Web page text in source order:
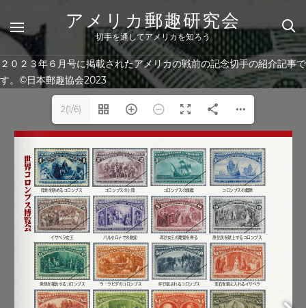
content
アメリカ郵趣研究会
切手を通してアメリカを知ろう
２０２３年６月号に掲載されたアメリカの戦前の記念切手の紹介記事で
す。©日本郵趣協会2023
2(1/6)